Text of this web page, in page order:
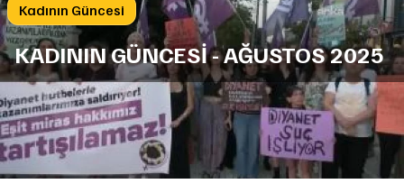
Kadının Güncesi
KADININ GÜNCESİ - AĞUSTOS 2025